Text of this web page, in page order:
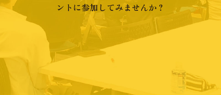
ントに参加してみませんか？